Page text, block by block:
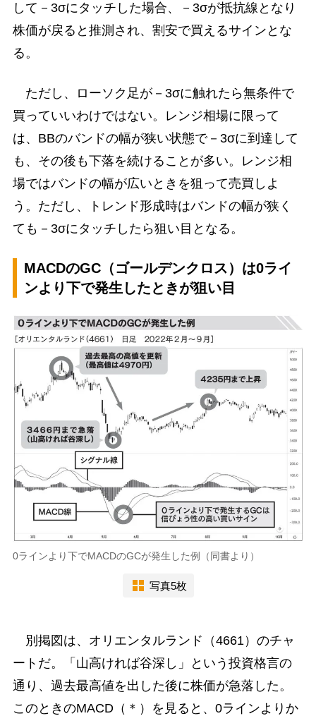
して－3σにタッチした場合、－3σが抵抗線となり
株価が戻ると推測され、割安で買えるサインとな
る。
ただし、ローソク足が－3σに触れたら無条件で
買っていいわけではない。レンジ相場に限って
は、BBのバンドの幅が狭い状態で－3σに到達して
も、その後も下落を続けることが多い。レンジ相
場ではバンドの幅が広いときを狙って売買しよ
う。ただし、トレンド形成時はバンドの幅が狭く
ても－3σにタッチしたら狙い目となる。
MACDのGC（ゴールデンクロス）は0ライ
ンより下で発生したときが狙い目
0ラインより下でMACDのGCが発生した例（同書より）
写真5枚
別掲図は、オリエンタルランド（4661）のチャ
ートだ。「山高ければ谷深し」という投資格言の
通り、過去最高値を出した後に株価が急落した。
このときのMACD（＊）を見ると、0ラインよりか